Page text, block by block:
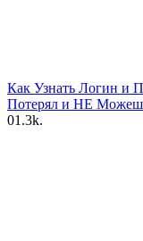
Как Узнать Логин и
Потерял и НЕ
01.3k.